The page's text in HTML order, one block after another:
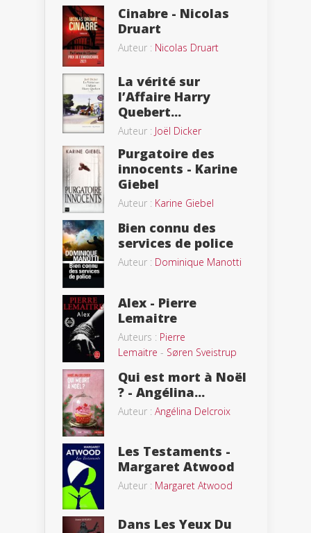
Cinabre - Nicolas
Druart
Auteur : Nicolas Druart
La vérité sur
l’Affaire Harry
Quebert...
Auteur : Joël Dicker
Purgatoire des
innocents - Karine
Giebel
Auteur : Karine Giebel
Bien connu des
services de police
Auteur : Dominique Manotti
Alex - Pierre
Lemaitre
Auteurs : Pierre
Lemaitre - Søren Sveistrup
Qui est mort à Noël
? - Angélina...
Auteur : Angélina Delcroix
Les Testaments -
Margaret Atwood
Auteur : Margaret Atwood
Dans Les Yeux Du